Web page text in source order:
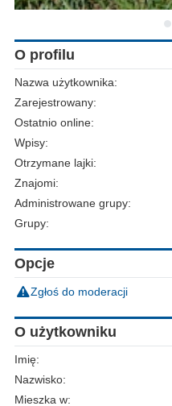
O profilu
Nazwa użytkownika:
Zarejestrowany:
Ostatnio online:
Wpisy:
Otrzymane lajki:
Znajomi:
Administrowane grupy:
Grupy:
Opcje
Zgłoś do moderacji
O użytkowniku
Imię:
Nazwisko:
Mieszka w: